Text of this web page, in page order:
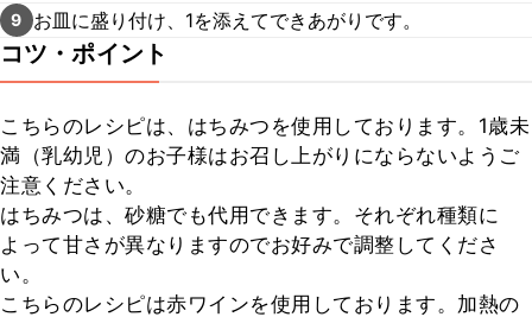
9 お皿に盛り付け、1を添えてできあがりです。
コツ・ポイント
こちらのレシピは、はちみつを使用しております。1歳未
満（乳幼児）のお子様はお召し上がりにならないようご
注意ください。
はちみつは、砂糖でも代用できます。それぞれ種類に
よって甘さが異なりますのでお好みで調整してくださ
い。
こちらのレシピは赤ワインを使用しております。加熱の